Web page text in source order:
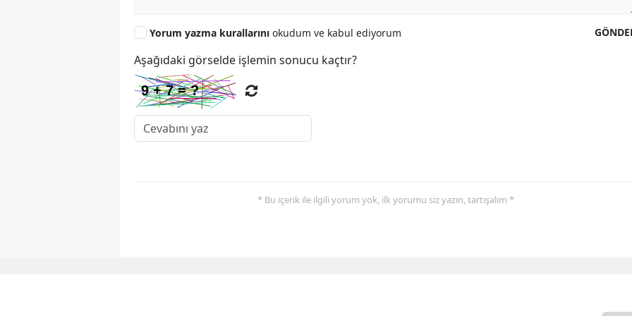
Yorum yazma kurallarını okudum ve kabul ediyorum
Aşağıdaki görselde işlemin sonucu kaçtır?
* Bu içerik ile ilgili yorum yok, ilk yorumu siz yazın, tartışalım *